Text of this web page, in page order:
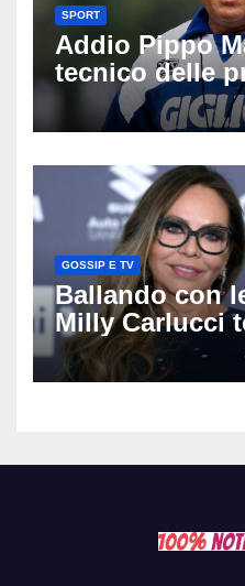
SPORT
Addio Pippo
tecnico delle
scritto
del nostro
GOSSIP E TV
Ballando con
Milly Carlucci
colpo: tra i
Muti e Monica